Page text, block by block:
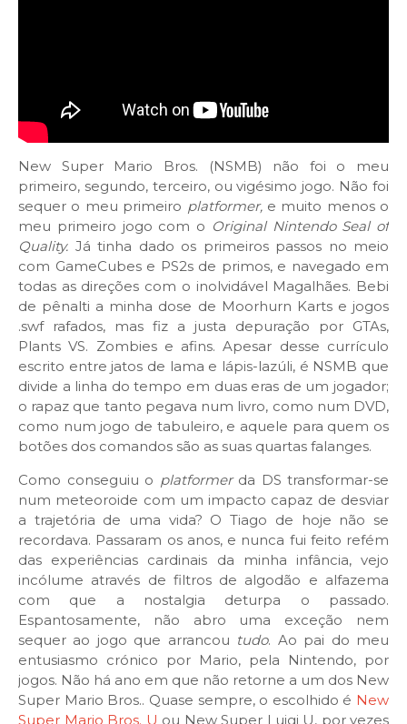
New Super Mario Bros. (NSMB) não foi o meu
primeiro, segundo, terceiro, ou vigésimo jogo. Não foi
sequer o meu primeiro platformer, e muito menos o
meu primeiro jogo com o Original Nintendo Seal of
Quality. Já tinha dado os primeiros passos no meio
com GameCubes e PS2s de primos, e navegado em
todas as direções com o inolvidável Magalhães. Bebi
de pênalti a minha dose de Moorhurn Karts e jogos
.swf rafados, mas fiz a justa depuração por GTAs,
Plants VS. Zombies e afins. Apesar desse currículo
escrito entre jatos de lama e lápis-lazúli, é NSMB que
divide a linha do tempo em duas eras de um jogador;
o rapaz que tanto pegava num livro, como num DVD,
como num jogo de tabuleiro, e aquele para quem os
botões dos comandos são as suas quartas falanges.
Como conseguiu o platformer da DS transformar-se
num meteoroide com um impacto capaz de desviar
a trajetória de uma vida? O Tiago de hoje não se
recordava. Passaram os anos, e nunca fui feito refém
das experiências cardinais da minha infância, vejo
incólume através de filtros de algodão e alfazema
com que a nostalgia deturpa o passado.
Espantosamente, não abro uma exceção nem
sequer ao jogo que arrancou tudo. Ao pai do meu
entusiasmo crónico por Mario, pela Nintendo, por
jogos. Não há ano em que não retorne a um dos New
Super Mario Bros.. Quase sempre, o escolhido é New
Super Mario Bros. U ou New Super Luigi U, por vezes